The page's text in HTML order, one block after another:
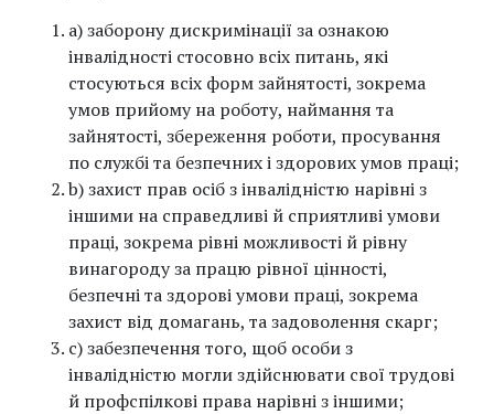
a) заборону дискримінації за ознакою
інвалідності стосовно всіх питань, які
стосуються всіх форм зайнятості, зокрема
умов прийому на роботу, наймання та
зайнятості, збереження роботи, просування
по службі та безпечних і здорових умов праці;
b) захист прав осіб з інвалідністю нарівні з
іншими на справедливі й сприятливі умови
праці, зокрема рівні можливості й рівну
винагороду за працю рівної цінності,
безпечні та здорові умови праці, зокрема
захист від домагань, та задоволення скарг;
c) забезпечення того, щоб особи з
інвалідністю могли здійснювати свої трудові
й профспілкові права нарівні з іншими;